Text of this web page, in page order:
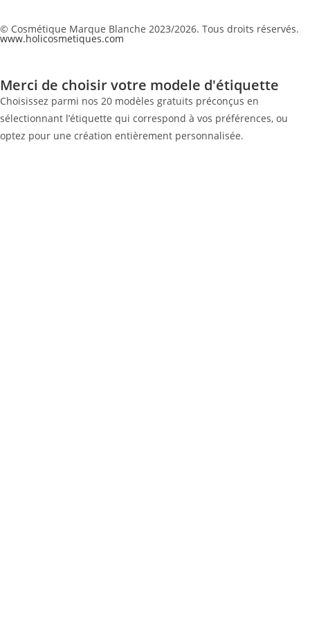
© Cosmétique Marque Blanche 2023/2026. Tous droits réservés.
www.holicosmetiques.com
Merci de choisir votre modele d'étiquette
Choisissez parmi nos 20 modèles gratuits préconçus en
sélectionnant l’étiquette qui correspond à vos préférences, ou
optez pour une création entièrement personnalisée.